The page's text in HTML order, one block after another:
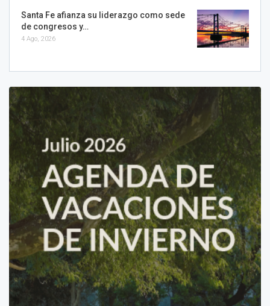
Santa Fe afianza su liderazgo como sede
de congresos y…
4 Ago, 2026